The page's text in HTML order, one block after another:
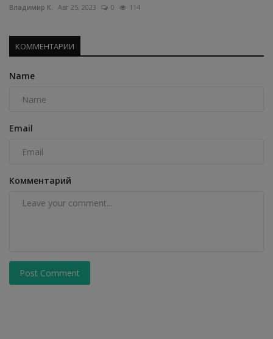
Владимир К. Авг 25, 2023 0 114
КОММЕНТАРИИ
Name
Email
Комментарий
Post Comment